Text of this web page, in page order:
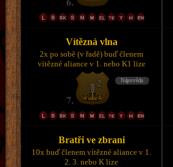
Vítězná vlna
2x po sobě (v řadě) buď členem
vítězné aliance v 1. nebo K1 lize
Bratři ve zbrani
10x buď členem vítězné aliance v 1.
2. 3. nebo K lize